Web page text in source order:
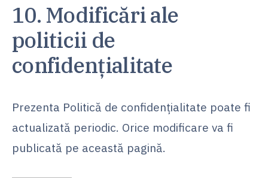
10. Modificări ale
politicii de
confidențialitate
Prezenta Politică de confidențialitate poate fi
actualizată periodic. Orice modificare va fi
publicată pe această pagină.